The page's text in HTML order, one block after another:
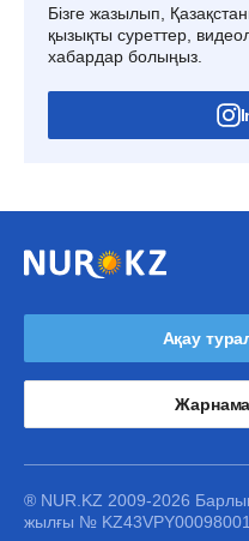
Бізге жазылып,
қызықты суреттер,
хабардар болыңыз.
Ақау
® NUR.KZ 2009-2026
жылғы № KZ43VPY00098001